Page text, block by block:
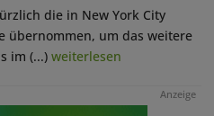
die in New York City
übernommen, um das weitere
im (...) weiterlesen
Anzeige